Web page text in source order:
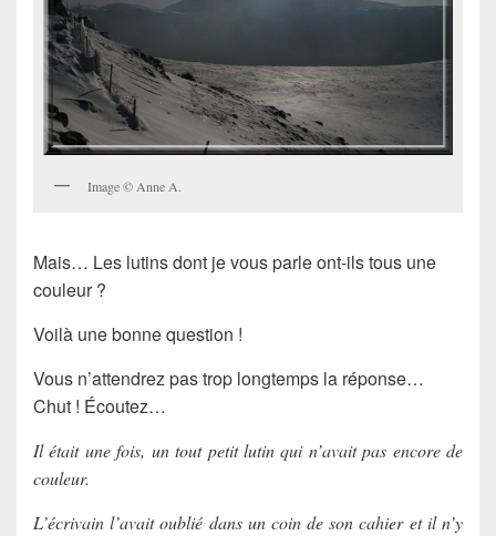
Image © Anne A.
Mais… Les lutins dont je vous parle ont-ils tous une
couleur ?
Voilà une bonne question !
Vous n’attendrez pas trop longtemps la réponse…
Chut ! Écoutez…
Il était une fois, un tout petit lutin qui n’avait pas encore de
couleur.
L’écrivain l’avait oublié dans un coin de son cahier et il n’y